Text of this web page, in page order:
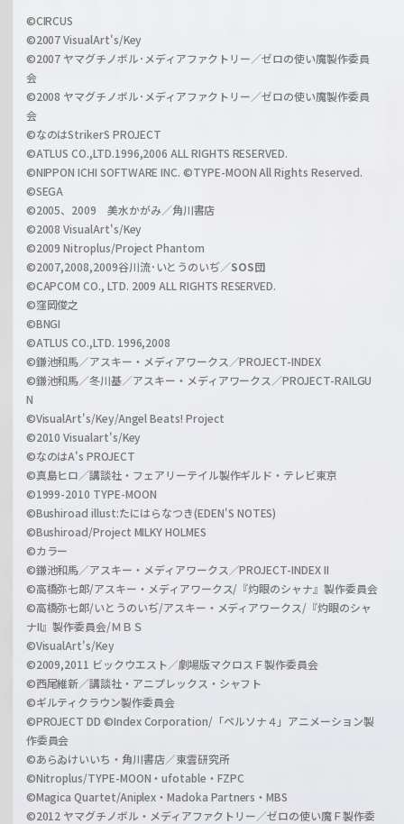
a
r
z
i
l
h
a
n
l
©CIRCUS
©2007 VisualArt's/Key
©2007 ヤマグチノボル･メディアファクトリー／ゼロの使い魔製作委員
会
©2008 ヤマグチノボル･メディアファクトリー／ゼロの使い魔製作委員
会
©なのはStrikerS PROJECT
©ATLUS CO.,LTD.1996,2006 ALL RIGHTS RESERVED.
©NIPPON ICHI SOFTWARE INC. ©TYPE-MOON All Rights Reserved.
©SEGA
©2005、2009 美水かがみ／角川書店
©2008 VisualArt's/Key
©2009 Nitroplus/Project Phantom
©2007,2008,2009谷川流･いとうのいぢ／SOS団
©CAPCOM CO., LTD. 2009 ALL RIGHTS RESERVED.
©窪岡俊之
©BNGI
©ATLUS CO.,LTD. 1996,2008
©鎌池和馬／アスキー・メディアワークス／PROJECT-INDEX
©鎌池和馬／冬川基／アスキー・メディアワークス／PROJECT-RAILGU
N
©VisualArt's/Key/Angel Beats! Project
©2010 Visualart's/Key
©なのはA's PROJECT
©真島ヒロ／講談社・フェアリーテイル製作ギルド・テレビ東京
©1999-2010 TYPE-MOON
©Bushiroad illust:たにはらなつき(EDEN'S NOTES)
©Bushiroad/Project MILKY HOLMES
©カラー
©鎌池和馬／アスキー・メディアワークス／PROJECT-INDEX II
©高橋弥七郎/アスキー・メディアワークス/『灼眼のシャナ』製作委員会
©高橋弥七郎/いとうのいぢ/アスキー・メディアワークス/『灼眼のシャ
ナII』製作委員会/ＭＢＳ
©VisualArt's/Key
©2009,2011 ビックウエスト／劇場版マクロスＦ製作委員会
©西尾維新／講談社・アニプレックス・シャフト
©ギルティクラウン製作委員会
©PROJECT DD ©Index Corporation/「ペルソナ４」アニメーション製
作委員会
©あらゐけいいち・角川書店／東雲研究所
©Nitroplus/TYPE-MOON・ufotable・FZPC
©Magica Quartet/Aniplex・Madoka Partners・MBS
©2012 ヤマグチノボル・メディアファクトリー／ゼロの使い魔Ｆ製作委